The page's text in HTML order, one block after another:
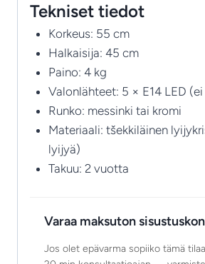
Tekniset tiedot
Korkeus: 55 cm
Halkaisija: 45 cm
Paino: 4 kg
Valonlähteet: 5 × E14 LED
Runko: messinki tai kromi
Materiaali: tšekkiläinen
lyijyä)
Takuu: 2 vuotta
Varaa maksuton
Jos olet epävarma sopiiko tämä